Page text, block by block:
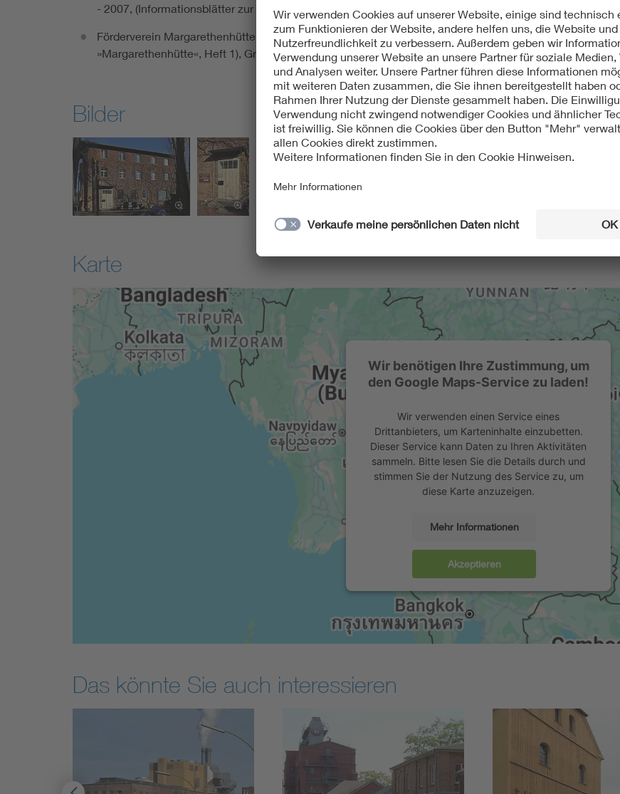
- 2007, (Informationsblätter zur »Margarethenhütte«, Heft 8), Großdubrau 2007
Förderverein Margarethenhütte Großdubrau e.V. (Hrsg.), Vor 150 Jahren wurde in Berlin die Fa.
»Margarethenhütte«, Heft 1), Großdubrau 2004
Bilder
Karte
Wir benötigen Ihre Zustimmung, um
den Google Maps-Service zu laden!
Wir verwenden einen Service eines
Drittanbieters, um Karteninhalte einzubetten.
Dieser Service kann Daten zu Ihren Aktivitäten
sammeln. Bitte lesen Sie die Details durch und
stimmen Sie der Nutzung des Service zu, um
diese Karte anzuzeigen.
Mehr Informationen
Akzeptieren
Das könnte Sie auch interessieren